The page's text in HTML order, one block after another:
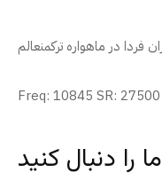
Freq: 10845 SR:
ما را دنبال کنید